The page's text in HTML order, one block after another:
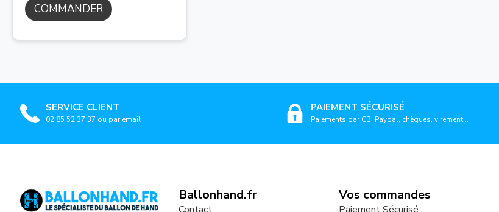
COMMANDER
SERVICE CLIENT
02 85 52 37 37 ou par email
PAIEMENT SÉCURISÉ
Paiements par CB, Paypal, chèques, virement...
Ballonhand.fr Vos commandes